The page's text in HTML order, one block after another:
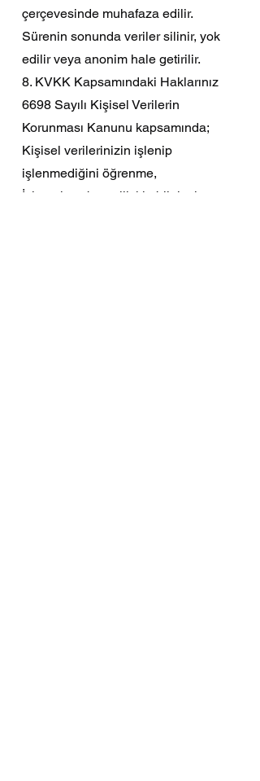
çerçevesinde muhafaza edilir.
Sürenin sonunda veriler silinir, yok
edilir veya anonim hale getirilir.
8. KVKK Kapsamındaki Haklarınız
6698 Sayılı Kişisel Verilerin
Korunması Kanunu kapsamında;
Kişisel verilerinizin işlenip
işlenmediğini öğrenme,
İşlenmişse buna ilişkin bilgi talep